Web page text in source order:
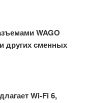
WAGO
других сменных
Wi-Fi 6,